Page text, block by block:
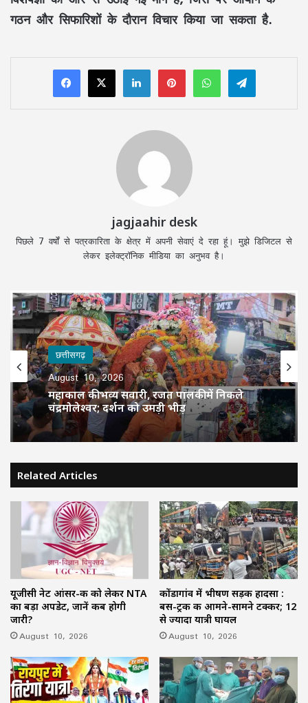
गठन और सिफारिशों के दौरान विचार किया जा सकता है.
LinkedInPinterestWhatsAppTelegram
jagjaahir desk
पिछले 7 वर्षों से पत्रकारिता के क्षेत्र में अपनी सेवाएं दे रहा हूं। मुझे डिजिटल से
लेकर इलेक्ट्रॉनिक मीडिया का अनुभव है।
छत्तीसगढ़
August 10, 2026
महाकाल की भव्य सवारी, रजत पालकी में निकले
चंद्रमोलेश्वर; दर्शन को उमड़ी भीड़
Related Articles
यूजीसी नेट आंसर-की को लेकर NTA
का बड़ा अपडेट, जानें कब होगी
जारी?
August 10, 2026
कोंडागांव में भीषण सड़क हादसा :
बस-ट्रक की आमने-सामने टक्कर; 12
से ज्यादा यात्री घायल
August 10, 2026